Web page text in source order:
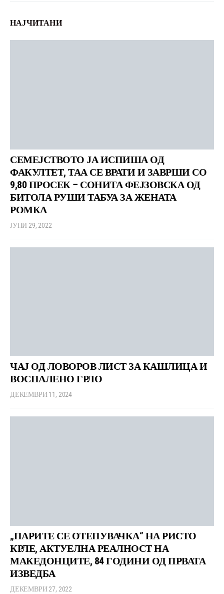
НАЈЧИТАНИ
СЕМЕЈСТВОТО ЈА ИСПИША ОД
ФАКУЛТЕТ, ТАА СЕ ВРАТИ И ЗАВРШИ СО
9,80 ПРОСЕК – СОНИТА ФЕЈЗОВСКА ОД
БИТОЛА РУШИ ТАБУА ЗА ЖЕНАТА
РОМКА
ЈУНИ 29, 2022
ЧАЈ ОД ЛОВОРОВ ЛИСТ ЗА КАШЛИЦА И
ВОСПАЛЕНО ГРЛО
ДЕКЕМВРИ 11, 2024
„ПАРИТЕ СЕ ОТЕПУВАЧКА“ НА РИСТО
КРЛЕ, АКТУЕЛНА РЕАЛНОСТ НА
МАКЕДОНЦИТЕ, 84 ГОДИНИ ОД ПРВАТА
ИЗВЕДБА
ДЕКЕМВРИ 27, 2022